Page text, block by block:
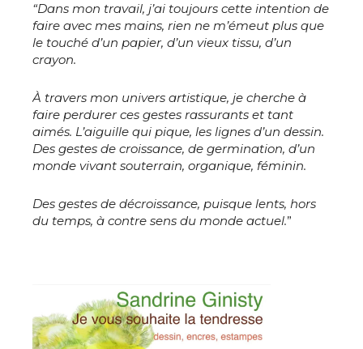
“Dans mon travail, j’ai toujours cette intention de
faire avec mes mains, rien ne m’émeut plus que
le touché d’un papier, d’un vieux tissu, d’un
crayon.
À travers mon univers artistique, je cherche à
faire perdurer ces gestes rassurants et tant
aimés. L’aiguille qui pique, les lignes d’un dessin.
Des gestes de croissance, de germination, d’un
monde vivant souterrain, organique, féminin.
Des gestes de décroissance, puisque lents, hors
du temps, à contre sens du monde actuel.”